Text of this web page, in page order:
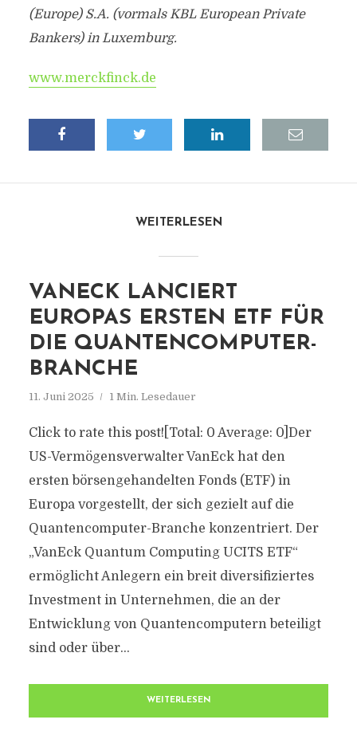
(Europe) S.A. (vormals KBL European Private
Bankers) in Luxemburg.
www.merckfinck.de
WEITERLESEN
VANECK LANCIERT
EUROPAS ERSTEN ETF FÜR
DIE QUANTENCOMPUTER-
BRANCHE
11. Juni 2025 1 Min. Lesedauer
Click to rate this post![Total: 0 Average: 0]Der
US-Vermögensverwalter VanEck hat den
ersten börsengehandelten Fonds (ETF) in
Europa vorgestellt, der sich gezielt auf die
Quantencomputer-Branche konzentriert. Der
„VanEck Quantum Computing UCITS ETF“
ermöglicht Anlegern ein breit diversifiziertes
Investment in Unternehmen, die an der
Entwicklung von Quantencomputern beteiligt
sind oder über...
WEITERLESEN